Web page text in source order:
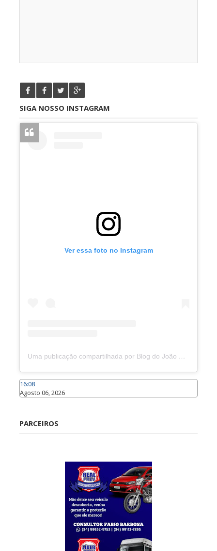
SIGA NOSSO INSTAGRAM
Ver essa foto no Instagram
Uma publicação compartilhada por Blog do João Marcolino (@joaomarcolinoneto)
16:08
Agosto 06, 2026
PARCEIROS